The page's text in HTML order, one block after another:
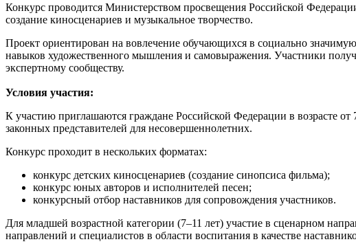
Конкурс проводится Министерством просвещения Российской
создание киносценариев и музыкальное творчество.
Проект ориентирован на вовлечение обучающихся в социально
навыков художественного мышления и самовыражения. Участники
экспертному сообществу.
Условия участия:
К участию приглашаются граждане Российской Федерации в возрасте
законных представителей для несовершеннолетних.
Конкурс проходит в нескольких форматах:
конкурс детских киносценариев (создание синопсиса фильма);
конкурс юных авторов и исполнителей песен;
конкурсный отбор наставников для сопровождения участников.
Для младшей возрастной категории (7–11 лет) участие в сценарном
направлений и специалистов в области воспитания в качестве